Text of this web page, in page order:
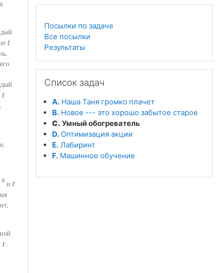
t
t
9 и t
t
Посылки по задаче
Все посылки
Результаты
Список задач
A. Наша Таня громко плачет
B. Новое --- это хорошо забытое старое
C. Умный обогреватель
D. Оптимизация акции
E. Лабиринт
F. Машинное обучение